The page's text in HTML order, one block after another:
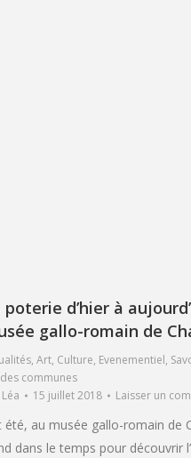
poterie d’hier à
gallo-romain de
, Art, Culture, Evenementiel,
communes
Léa 15 juillet 2018 Laisser un
été, au musée gallo-romain de
dans le temps pour découvrir